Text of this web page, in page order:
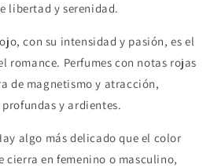
libertad y serenidad.
con su intensidad y pasión, es el
romance. Perfumes con notas rojas
de magnetismo y atracción,
y ardientes.
algo más delicado que el color
cierra en femenino o masculino,